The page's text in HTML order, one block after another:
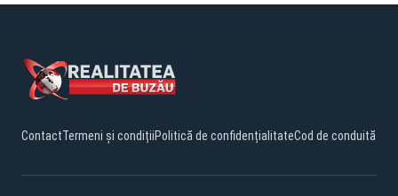
ContactTermeni și condițiiPolitică de confidențialitateCod de conduită